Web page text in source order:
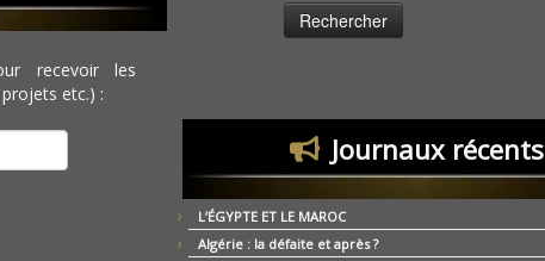
recevoir les
etc.) :
Journaux récents
L’ÉGYPTE ET LE MAROC
Algérie : la défaite et après ?